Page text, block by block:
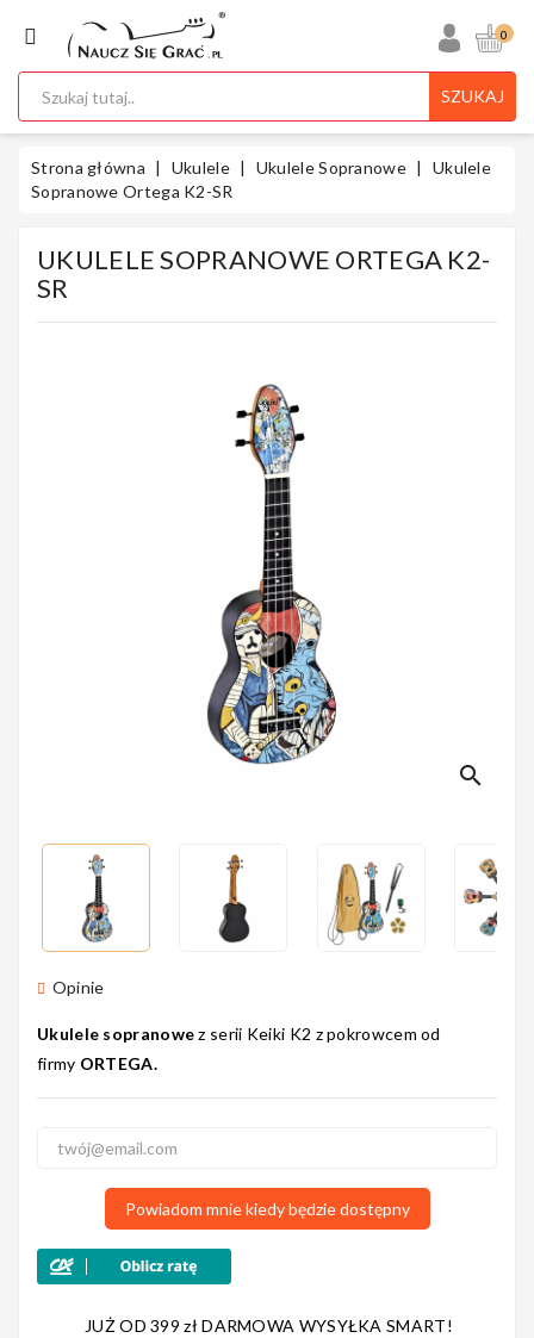
KATEGORIA
Ukulele
Gitary
Smyczkowe
Instrumenty
Dla Dzieci
Akcesoria
0
SZUKAJ
Strona główna Ukulele Ukulele Sopranowe
Ukulele
Sopranowe Ortega K2-SR
UKULELE SOPRANOWE ORTEGA K2-
SR
search
Opinie
Ukulele sopranowez serii Keiki K2 z pokrowcem od
firmy ORTEGA.
Powiadom mnie kiedy będzie dostępny
JUŻ OD 399 zł DARMOWA WYSYŁKA SMART!